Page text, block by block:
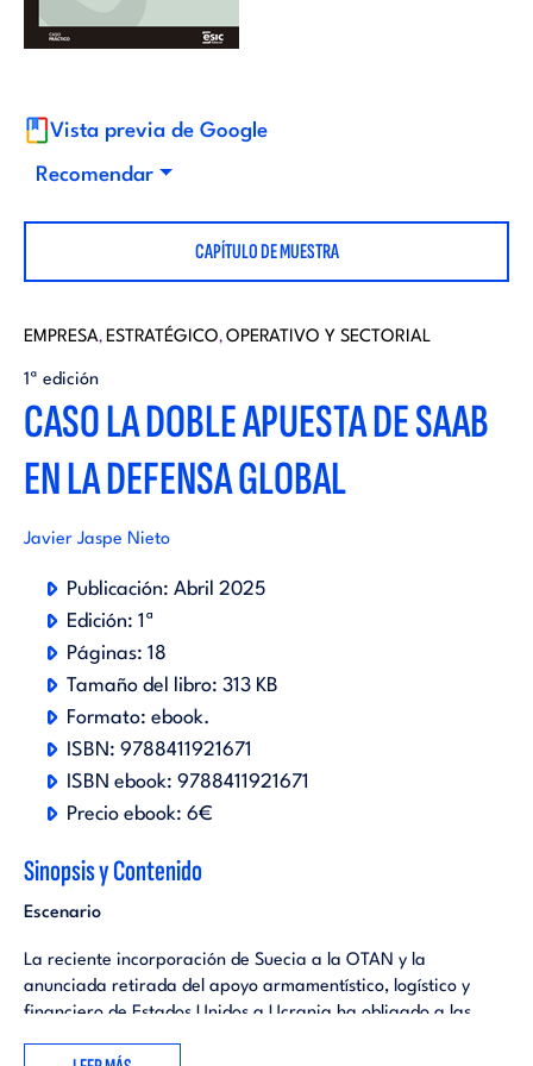
d
r
i
a
l
o
r
a
Vista previa de Google
Recomendar
CAPÍTULO DE MUESTRA
EMPRESA, ESTRATÉGICO, OPERATIVO Y SECTORIAL
1ª edición
CASO LA DOBLE APUESTA DE SAAB
EN LA DEFENSA GLOBAL
Javier Jaspe Nieto
Publicación: Abril 2025
Edición: 1ª
Páginas: 18
Tamaño del libro: 313 KB
Formato: ebook.
ISBN: 9788411921671
ISBN ebook: 9788411921671
Precio ebook: 6€
Sinopsis y Contenido
Escenario
La reciente incorporación de Suecia a la OTAN y la
anunciada retirada del apoyo armamentístico, logístico y
financiero de Estados Unidos a Ucrania ha obligado a las
compañías europeas pertenecientes al complejo industrial